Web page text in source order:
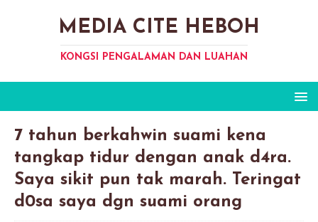
MEDIA CITE HEBOH
KONGSI PENGALAMAN DAN LUAHAN
7 tahun berkahwin suami kena
tangkap tidur dengan anak d4ra.
Saya sikit pun tak marah. Teringat
d0sa saya dgn suami orang